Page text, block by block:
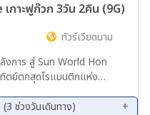
กาะฟูก๊วก 3วัน 2คืน (9G)
ทัวร์เวียดนาม
ลังการ สู่ Sun World Hon
ตย์ตกสุดโรแมนติกแห่ง
ะเลช่วงวันเดินทาง)